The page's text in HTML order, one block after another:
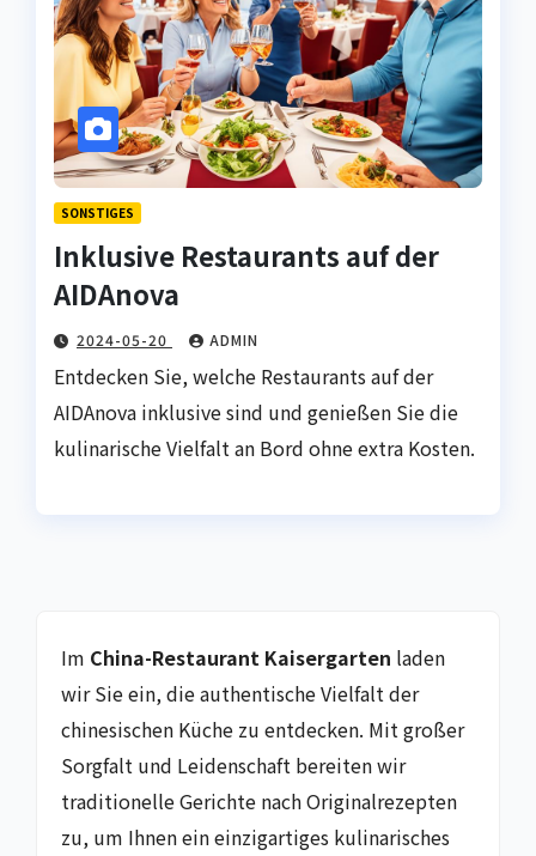
SONSTIGES
Inklusive Restaurants auf der
AIDAnova
2024-05-20 ADMIN
Entdecken Sie, welche Restaurants auf der
AIDAnova inklusive sind und genießen Sie die
kulinarische Vielfalt an Bord ohne extra Kosten.
Im China-Restaurant Kaisergarten laden
wir Sie ein, die authentische Vielfalt der
chinesischen Küche zu entdecken. Mit großer
Sorgfalt und Leidenschaft bereiten wir
traditionelle Gerichte nach Originalrezepten
zu, um Ihnen ein einzigartiges kulinarisches